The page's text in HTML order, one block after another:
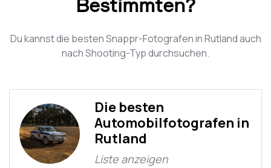
Bestimmten?
Du kannst die besten Snappr-Fotografen in Rutland auch
nach Shooting-Typ durchsuchen.
Die besten
Automobilfotografen in
Rutland
Liste anzeigen